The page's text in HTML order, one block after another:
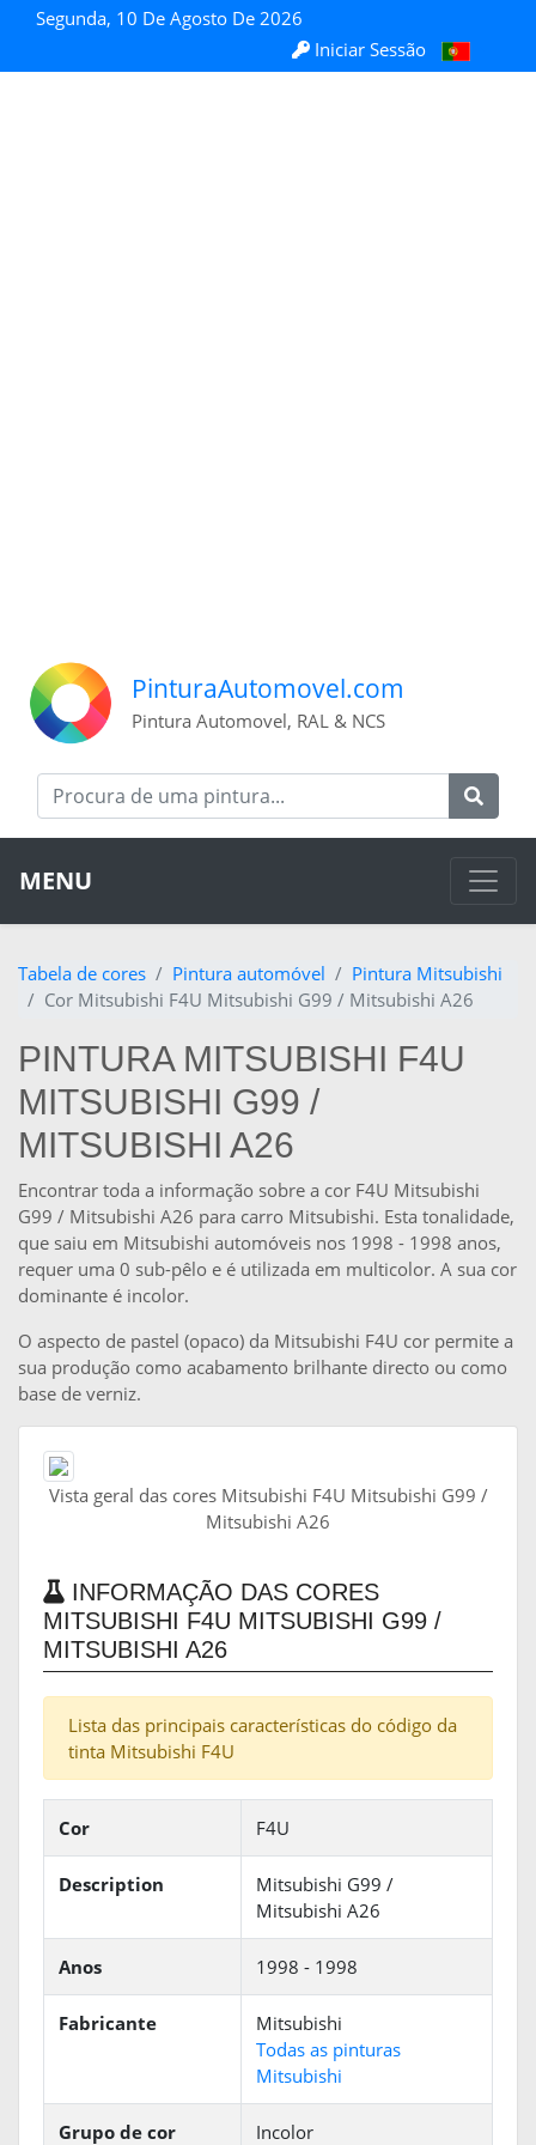
Segunda, 10 De Agosto De 2026
Iniciar Sessão
PinturaAutomovel.com
Pintura Automovel, RAL & NCS
MENU
Tabela de cores Pintura automóvel
Pintura Mitsubishi
Cor Mitsubishi F4U Mitsubishi G99 / Mitsubishi A26
PINTURA MITSUBISHI F4U
MITSUBISHI G99 /
MITSUBISHI A26
Encontrar toda a informação sobre a cor F4U Mitsubishi
G99 / Mitsubishi A26 para carro Mitsubishi. Esta tonalidade,
que saiu em Mitsubishi automóveis nos 1998 - 1998 anos,
requer uma 0 sub-pêlo e é utilizada em multicolor. A sua cor
dominante é incolor.
O aspecto de pastel (opaco) da Mitsubishi F4U cor permite a
sua produção como acabamento brilhante directo ou como
base de verniz.
Vista geral das cores Mitsubishi F4U Mitsubishi G99 /
Mitsubishi A26
INFORMAÇÃO DAS CORES
MITSUBISHI F4U MITSUBISHI G99 /
MITSUBISHI A26
Lista das principais características do código da
tinta Mitsubishi F4U
Cor F4U
Description
Mitsubishi G99 /
Mitsubishi A26
Anos 1998 - 1998
Fabricante
Mitsubishi
Todas as pinturas
Mitsubishi
Grupo de cor Incolor